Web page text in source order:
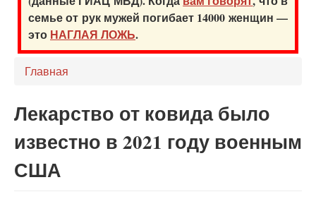
семье от рук мужей погибает 14000 женщин —
это НАГЛАЯ ЛОЖЬ.
Главная
Лекарство от ковида было
известно в 2021 году военным
США